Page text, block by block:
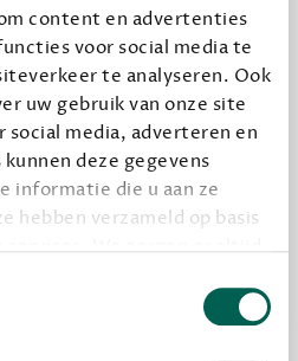
content en advertenties
voor social media te
te analyseren. Ook
uw gebruik van onze site
social media, adverteren en
deze gegevens
informatie die u aan ze
hebben verzameld op basis
niet onnodig data van je
persoonsgegevens delen
cadeau
lezer met 6 boeken
(maar dit hoeft niet)